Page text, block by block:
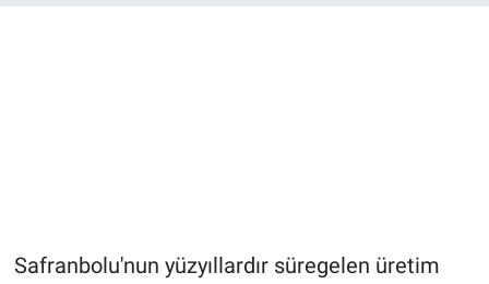
Safranbolu'nun yüzyıllardır süregelen üretim